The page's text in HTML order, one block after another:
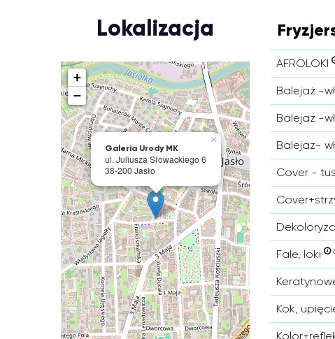
Lokalizacja
Galeria Urody MK
ul. Juliusza Słowackiego 6
38-200 Jasło
×
+
−
AFROLOKI
Balejaż -
Balejaż -
Balejaz-
Cover -
Fale, loki
Kok,